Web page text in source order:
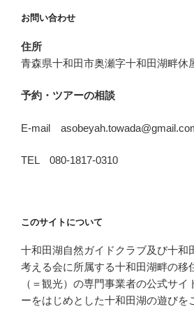
お問い合わせ
住所
青森県十和田市奥瀬字十和田湖畔休
予約・ツアーの相談
E-mail
TEL 080-1817-0310
このサイトについて
十和田湖自然ガイドクラブ及び十和
考える会に所属する十和田湖畔の移
（＝観光）の専門事業者の公式サ
ーをはじめとした十和田湖の遊びを